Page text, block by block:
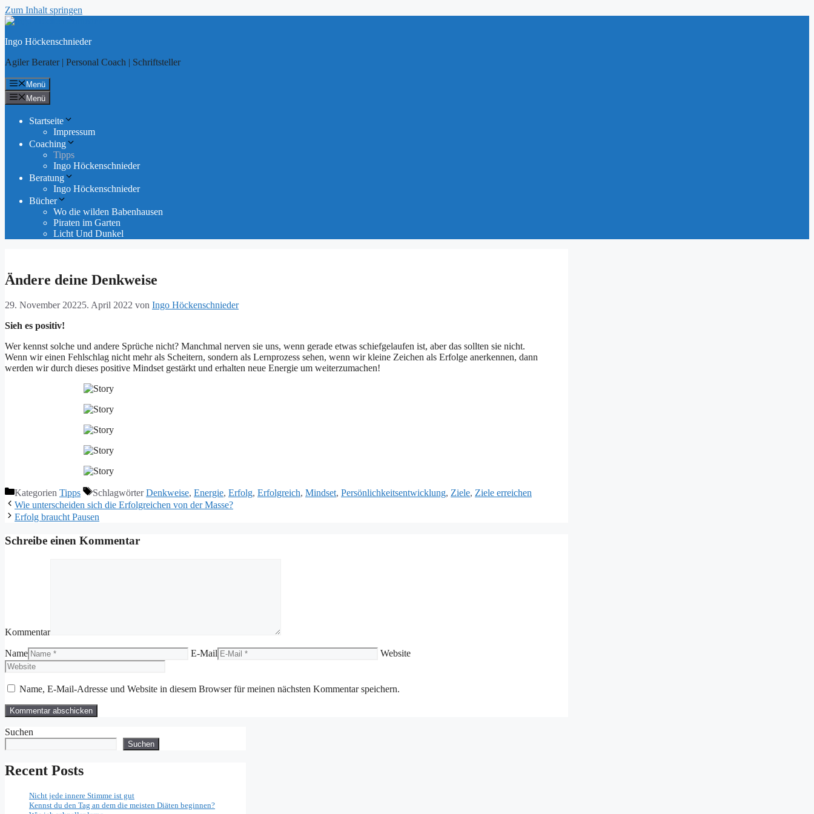
Zum Inhalt springen
Ingo Höckenschnieder
Agiler Berater | Personal Coach | Schriftsteller
Menü
Menü
Startseite
Impressum
Coaching
Tipps
Ingo Höckenschnieder
Beratung
Ingo Höckenschnieder
Bücher
Wo die wilden Babenhausen
Piraten im Garten
Licht Und Dunkel
Ändere deine Denkweise
29. November 20225. April 2022 von Ingo Höckenschnieder
Sieh es positiv!
Wer kennst solche und andere Sprüche nicht? Manchmal nerven sie uns, wenn gerade etwas schiefgelaufen ist, aber das sollten sie nicht.
Wenn wir einen Fehlschlag nicht mehr als Scheitern, sondern als Lernprozess sehen, wenn wir kleine Zeichen als Erfolge anerkennen, dann
werden wir durch dieses positive Mindset gestärkt und erhalten neue Energie um weiterzumachen!
Kategorien Tipps SchlagwörterDenkweise, Energie, Erfolg, Erfolgreich, Mindset, Persönlichkeitsentwicklung, Ziele, Ziele erreichen
Wie unterscheiden sich die Erfolgreichen von der Masse?
Erfolg braucht Pausen
Schreibe einen Kommentar
Kommentar
Name E-Mail Website
Name, E-Mail-Adresse und Website in diesem Browser für meinen nächsten Kommentar speichern.
Suchen
Suchen
Recent Posts
Nicht jede innere Stimme ist gut
Kennst du den Tag an dem die meisten Diäten beginnen?